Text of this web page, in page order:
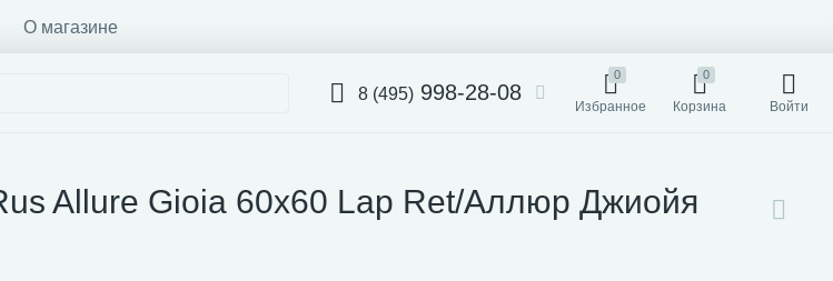
О магазине
8 (495) 998-28-08
0
Избранное
0
Корзина Войти
Allure Gioia 60x60 Lap Ret/Аллюр Джиойя